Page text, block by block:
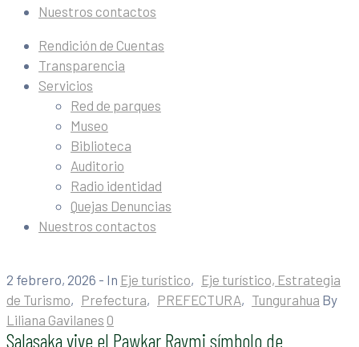
Nuestros contactos
Rendición de Cuentas
Transparencia
Servicios
Red de parques
Museo
Biblioteca
Auditorio
Radio identidad
Quejas Denuncias
Nuestros contactos
2 febrero, 2026 - In Eje turístico‚ Eje turístico, Estrategia
de Turismo‚ Prefectura‚ PREFECTURA‚ Tungurahua By
Liliana Gavilanes 0
Salasaka vive el Pawkar Raymi símbolo de